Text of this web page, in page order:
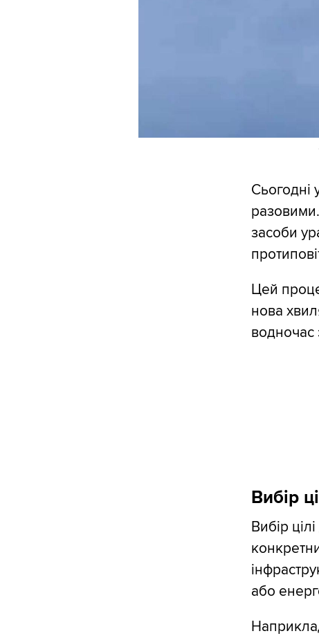
Сьогодні
засоби
Цей
нова
водночас
Вибір
Вибір
або